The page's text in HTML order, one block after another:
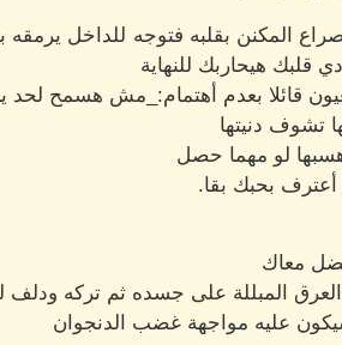
المكنن بقلبه فتوجه للداخل
هيحاربك للنهاية
قائلا بعدم أهتمام:_مش هسمح
تشوف دنيتها
لو مهما حصل
بحبك بقا.
معاك
المبللة على جسده ثم تركه ودلف
عليه مواجهة غضب الدنجوان